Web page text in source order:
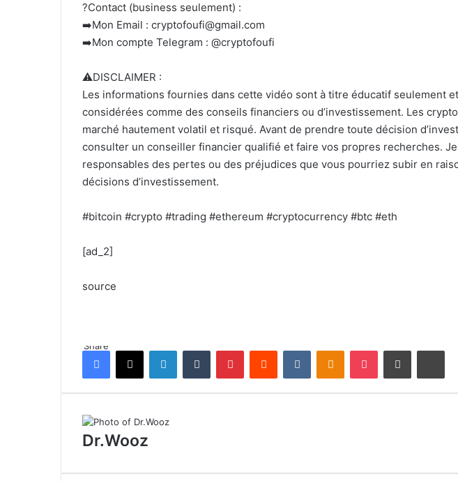
?Contact (business seulement) :
➡️Mon Email : cryptofoufi@gmail.com
➡️Mon compte Telegram : @cryptofoufi
⚠️DISCLAIMER :
Les informations fournies dans cette vidéo sont à titre éducatif seulement
considérées comme des conseils financiers ou d’investissement. Les
marché hautement volatil et risqué. Avant de prendre toute décision
consulter un conseiller financier qualifié et faire vos propres recherches.
responsables des pertes ou des préjudices que vous pourriez subir en
décisions d’investissement.
#bitcoin #crypto #trading #ethereum #cryptocurrency #btc #eth
[ad_2]
source
ShareFacebook
X LinkedInTumblr PinterestReddit VKontakteOdnoklassniki
Pocket Share via Email Print
Dr.Wooz